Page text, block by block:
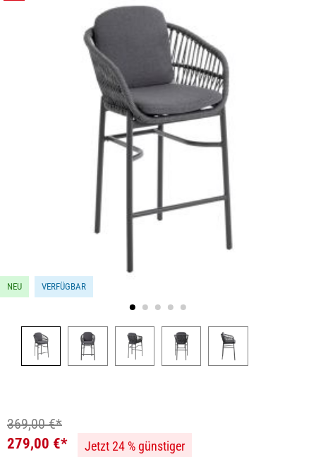
NEU VERFÜGBAR
369,00 €*
279,00 €*
Jetzt 24 % günstiger